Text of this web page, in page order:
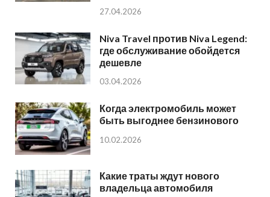
27.04.2026
Niva Travel против Niva Legend:
где обслуживание обойдется
дешевле
03.04.2026
Когда электромобиль может
быть выгоднее бензинового
10.02.2026
Какие траты ждут нового
владельца автомобиля